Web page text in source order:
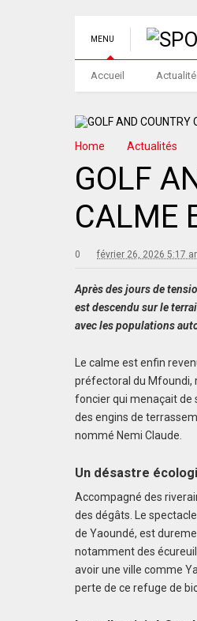
MENU
Accueil
Home Actualités
GOLF
CALME
0 février 26, 2026 5:17
Après des jours de
est descendu sur le
avec les populations
Le calme est enfin
préfectoral du Mfoundi,
foncier qui menaçait de
des engins de
nommé Nemi Claude.
Un désastre
Accompagné des
des dégâts. Le
de Yaoundé, est
notamment des
avoir une ville comme
perte de ce refuge de